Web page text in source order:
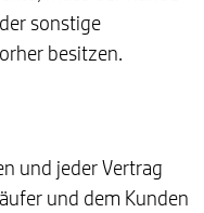
sonstige
besitzen.
und jeder Vertrag
und dem Kunden